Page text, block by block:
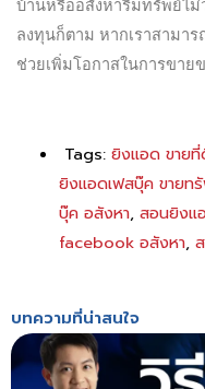
บ้านหรืออสังหาริมทรัพย์ไม่
ลงทุนก็ตาม หากเราสามา
ช่วยเพิ่มโอกาสในการขาย
Tags: ยิงแอด ขาย
ยิงแอดเฟสบุ๊ค ขายท
บุ๊ค อสังหา, สอนยิงแ
facebook อสังหา,
บทความที่น่าสนใจ